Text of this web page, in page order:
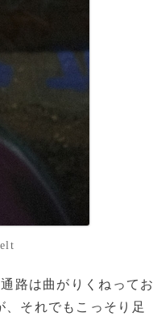
路は曲がりくねってお
それでもこっそり足